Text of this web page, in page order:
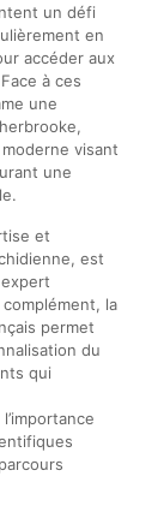
un défi
en
accéder aux
à ces
une
visant
une
et
est
la
permet
du
qui